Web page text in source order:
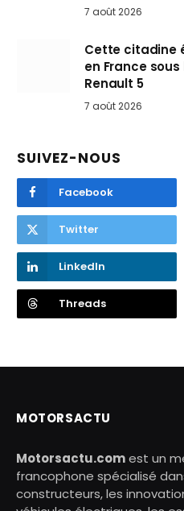
7 août 2026
Cette citadine
en France sous
Renault 5
7 août 2026
SUIVEZ-NOUS
Facebook
Twitter
LinkedIn
Threads
MOTORSACTU
Motorsactu.comest un
francophone spécialisé
constructeurs, les